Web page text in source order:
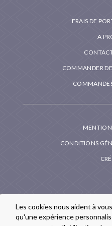
FRAIS DE
A
COMMANDER
CONDITIONS
Les cookies nous aident à
qu'une expérience